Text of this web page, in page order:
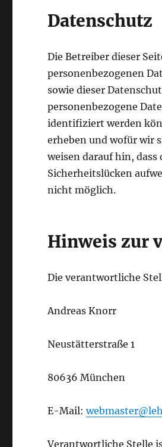
Datenschutz
Die Betreiber dieser
personenbezogenen
sowie dieser
personenbezogene
identifiziert werden
erheben und wofür wir
weisen darauf hin,
Sicherheitslücken
nicht möglich.
Hinweis zur
Die verantwortliche
Andreas Knorr
Neustätterstraße 1
80636 München
E-Mail:
Verantwortliche Stelle